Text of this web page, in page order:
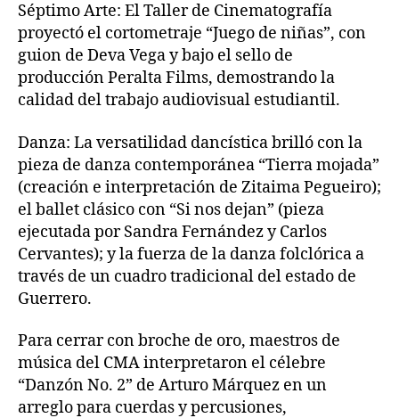
Séptimo Arte: El Taller de Cinematografía
proyectó el cortometraje “Juego de niñas”, con
guion de Deva Vega y bajo el sello de
producción Peralta Films, demostrando la
calidad del trabajo audiovisual estudiantil.
Danza: La versatilidad dancística brilló con la
pieza de danza contemporánea “Tierra mojada”
(creación e interpretación de Zitaima Pegueiro);
el ballet clásico con “Si nos dejan” (pieza
ejecutada por Sandra Fernández y Carlos
Cervantes); y la fuerza de la danza folclórica a
través de un cuadro tradicional del estado de
Guerrero.
Para cerrar con broche de oro, maestros de
música del CMA interpretaron el célebre
“Danzón No. 2” de Arturo Márquez en un
arreglo para cuerdas y percusiones,